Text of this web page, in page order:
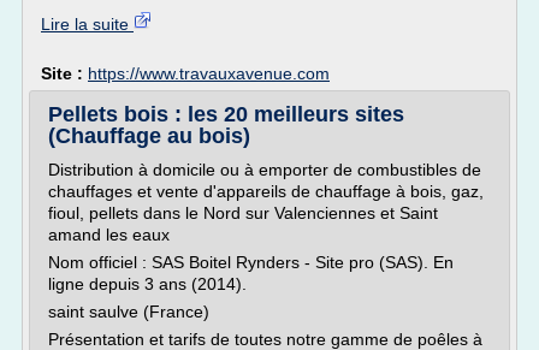
Lire la suite
Site : https://www.travauxavenue.com
Pellets bois : les 20 meilleurs sites
(Chauffage au bois)
Distribution à domicile ou à emporter de combustibles de
chauffages et vente d'appareils de chauffage à bois, gaz,
fioul, pellets dans le Nord sur Valenciennes et Saint
amand les eaux
Nom officiel : SAS Boitel Rynders - Site pro (SAS). En
ligne depuis 3 ans (2014).
saint saulve (France)
Présentation et tarifs de toutes notre gamme de poêles à